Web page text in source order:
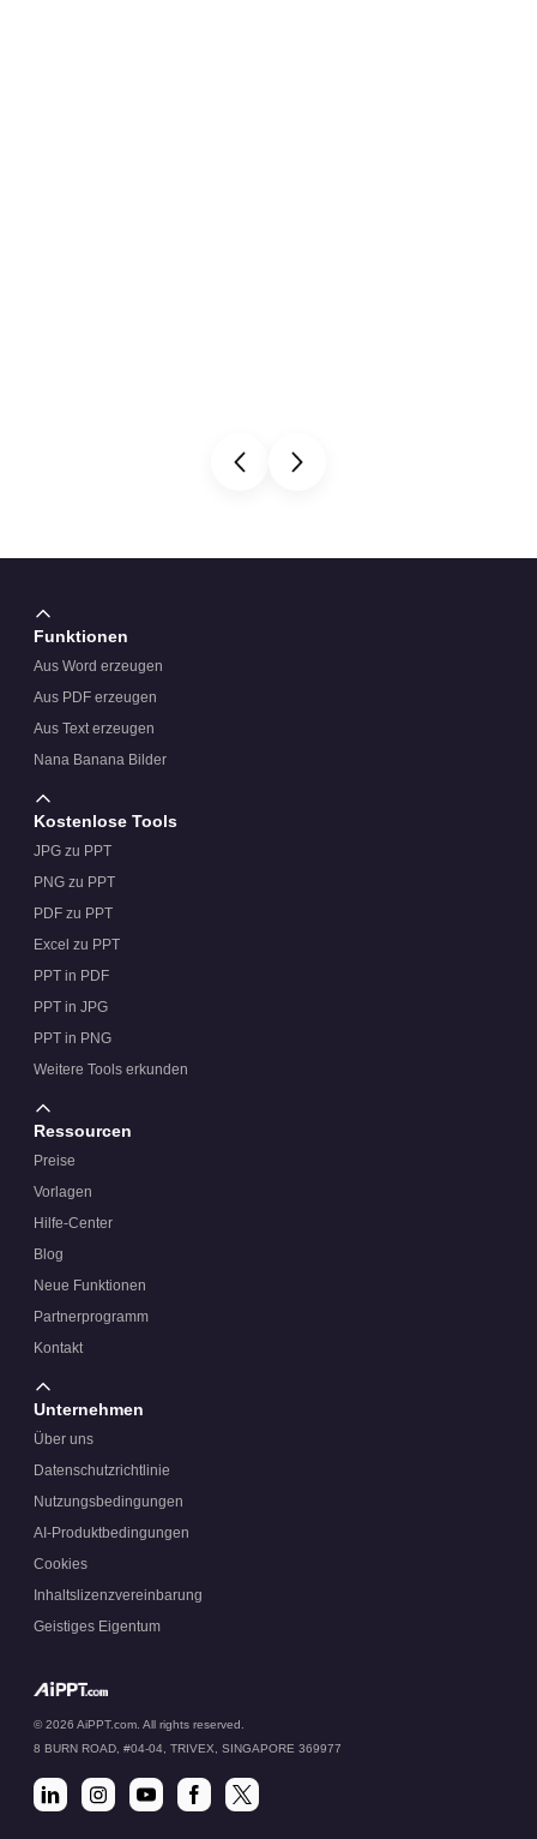
Funktionen
Aus Word erzeugen
Aus PDF erzeugen
Aus Text erzeugen
Nana Banana Bilder
Kostenlose Tools
JPG zu PPT
PNG zu PPT
PDF zu PPT
Excel zu PPT
PPT in PDF
PPT in JPG
PPT in PNG
Weitere Tools erkunden
Ressourcen
Preise
Vorlagen
Hilfe-Center
Blog
Neue Funktionen
Partnerprogramm
Kontakt
Unternehmen
Über uns
Datenschutzrichtlinie
Nutzungsbedingungen
AI-Produktbedingungen
Cookies
Inhaltslizenzvereinbarung
Geistiges Eigentum
© 2026 AiPPT.com. All rights reserved.
8 BURN ROAD, #04-04, TRIVEX, SINGAPORE 369977